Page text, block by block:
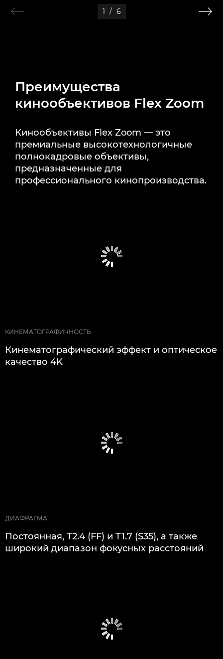
1 / 6
Преимущества
кинообъективов Flex Zoom
Кинообъективы Flex Zoom — это
премиальные высокотехнологичные
полнокадровые объективы,
предназначенные для
профессионального кинопроизводства.
КИНЕМАТОГРАФИЧНОСТЬ
Кинематографический эффект и оптическое
качество 4K
ДИАФРАГМА
Постоянная, T2.4 (FF) и T1.7 (S35), а также
широкий диапазон фокусных расстояний